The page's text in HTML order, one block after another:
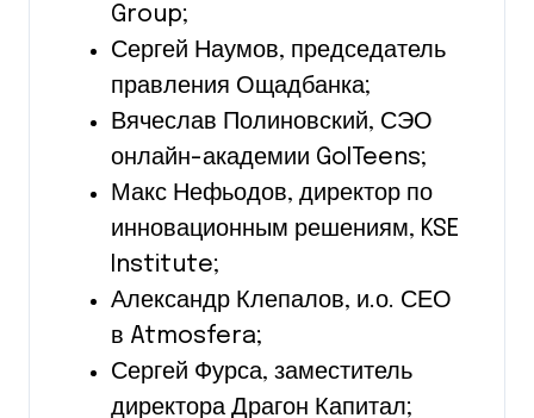
Group;
Сергей Наумов, председатель
правления Ощадбанка;
Вячеслав Полиновский, СЭО
онлайн-академии GoITeens;
Макс Нефьодов, директор по
инновационным решениям, KSE
Institute;
Александр Клепалов, и.о. СЕО
в Atmosfera;
Сергей Фурса, заместитель
директора Драгон Капитал;